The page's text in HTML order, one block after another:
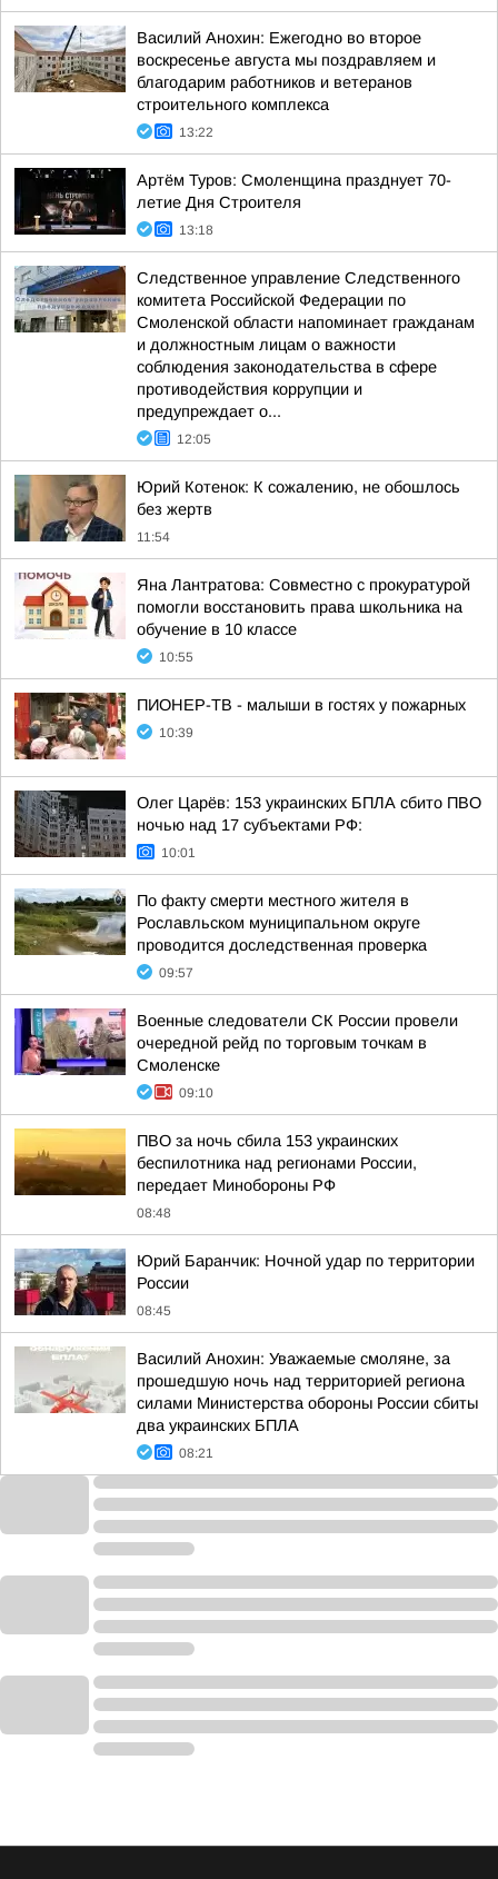
Василий Анохин: Ежегодно во второе
воскресенье августа мы поздравляем и
благодарим работников и ветеранов
строительного комплекса
13:22
Артём Туров: Смоленщина празднует 70-
летие Дня Строителя
13:18
Следственное управление Следственного
комитета Российской Федерации по
Смоленской области напоминает гражданам
и должностным лицам о важности
соблюдения законодательства в сфере
противодействия коррупции и
предупреждает о...
12:05
Юрий Котенок: К сожалению, не обошлось
без жертв
11:54
Яна Лантратова: Совместно с прокуратурой
помогли восстановить права школьника на
обучение в 10 классе
10:55
ПИОНЕР-ТВ - малыши в гостях у пожарных
10:39
Олег Царёв: 153 украинских БПЛА сбито ПВО
ночью над 17 субъектами РФ:
10:01
По факту смерти местного жителя в
Рославльском муниципальном округе
проводится доследственная проверка
09:57
Военные следователи СК России провели
очередной рейд по торговым точкам в
Смоленске
09:10
ПВО за ночь сбила 153 украинских
беспилотника над регионами России,
передает Минобороны РФ
08:48
Юрий Баранчик: Ночной удар по территории
России
08:45
Василий Анохин: Уважаемые смоляне, за
прошедшую ночь над территорией региона
силами Министерства обороны России сбиты
два украинских БПЛА
08:21